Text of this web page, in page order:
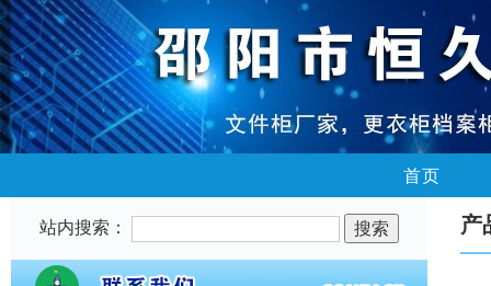
首页
站内搜索： 产